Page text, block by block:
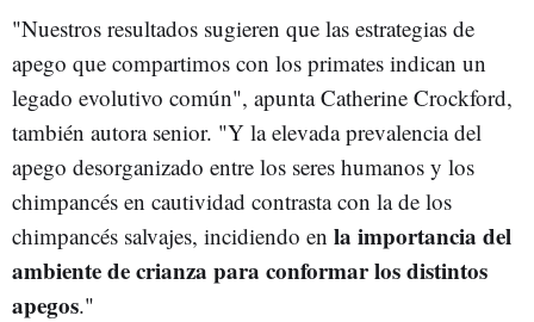
"Nuestros resultados sugieren que las estrategias de
apego que compartimos con los primates indican un
legado evolutivo común", apunta Catherine Crockford,
también autora senior. "Y la elevada prevalencia del
apego desorganizado entre los seres humanos y los
chimpancés en cautividad contrasta con la de los
chimpancés salvajes, incidiendo en la importancia del
ambiente de crianza para conformar los distintos
apegos."